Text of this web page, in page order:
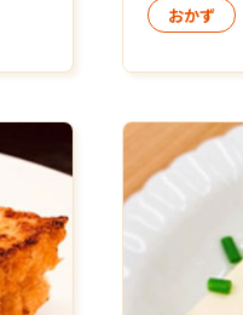
おかず